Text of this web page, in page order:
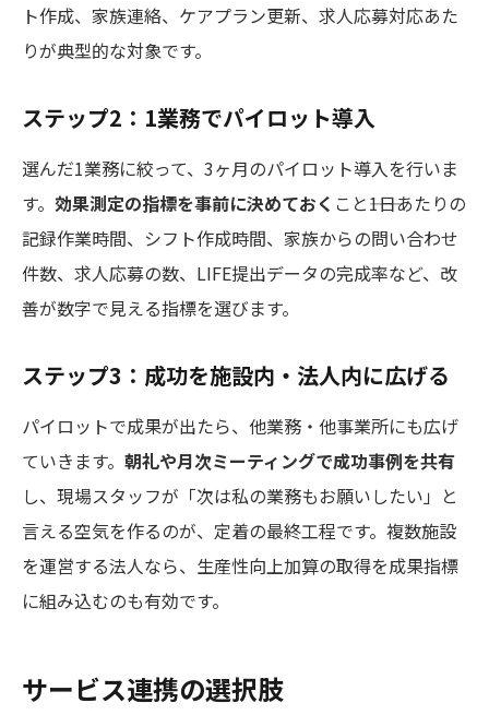
ト作成、家族連絡、ケアプラン更新、求人応募対応あた
りが典型的な対象です。
ステップ2：1業務でパイロット導入
選んだ1業務に絞って、3ヶ月のパイロット導入を行いま
す。 効果測定の指標を事前に決めておく こと――1日あたりの
記録作業時間、シフト作成時間、家族からの問い合わせ
件数、求人応募の数、LIFE提出データの完成率など、改
善が数字で見える指標を選びます。
ステップ3：成功を施設内・法人内に広げる
パイロットで成果が出たら、他業務・他事業所にも広げ
ていきます。 朝礼や月次ミーティングで成功事例を共有
し、現場スタッフが「次は私の業務もお願いしたい」と
言える空気を作るのが、定着の最終工程です。複数施設
を運営する法人なら、生産性向上加算の取得を成果指標
に組み込むのも有効です。
サービス連携の選択肢